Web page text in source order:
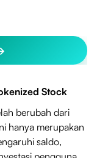
Stock
berubah dari
hanya merupakan
saldo,